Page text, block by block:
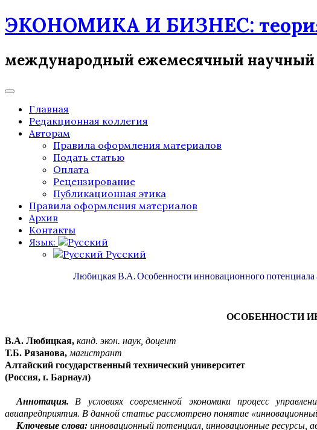
Skip
to
ЭКОНОМИКА И БИЗНЕС:
международный ежемесячный
Главная
Редакционная коллегия
Авторам
Правила оформления материалов
Подать статью
Оплата
Рецензирование
Публикационная этика
Правила оформления материалов
Архив
Контакты
Язык:
Русский
Любицкая В.А. Особенности инновационного потенциала
ОСОБЕННОСТИ
В.А. Любицкая, канд. экон. наук, доцент
Т.Б. Рязанова, магистрант
Алтайский государственный технический университет
(Россия, г. Барнаул)
Аннотация. В условиях современной экономики процесс
авиапредприятия. В данной статье рассмотрено понятие
Ключевые слова:инновационный потенциал, инновационные ресурсы,